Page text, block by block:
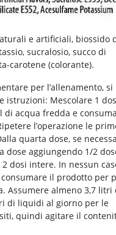
e artificiali, biossido
sucralosio, succo di
carotene (colorante).
per l’allenamento, si
istruzioni: Mescolare 1
di acqua fredda e
l’operazione le
quarta dose, se
dose aggiungendo 1/2
dosi intere. In nessun
consumare il prodotto per
Assumere almeno 3,7 litri
di liquidi al giorno per le
quindi agitare il